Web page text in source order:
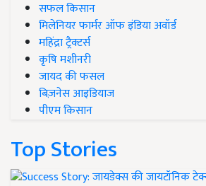
सफल किसान
मिलेनियर फार्मर ऑफ इंडिया अवॉर्ड
महिंद्रा ट्रैक्टर्स
कृषि मशीनरी
जायद की फसल
बिज़नेस आइडियाज
पीएम किसान
Top Stories